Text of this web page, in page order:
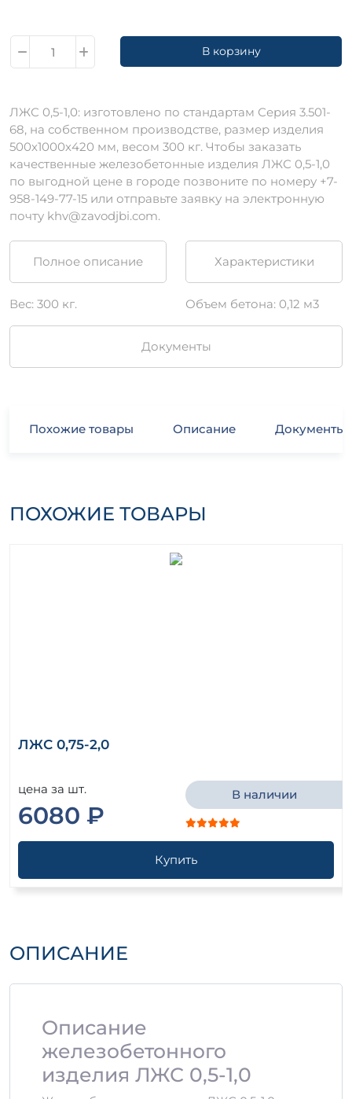
В корзину
ЛЖС 0,5-1,0: изготовлено по стандартам Серия 3.501-
68, на собственном производстве, размер изделия
500х1000х420 мм, весом 300 кг. Чтобы заказать
качественные железобетонные изделия ЛЖС 0,5-1,0
по выгодной цене в городе позвоните по номеру +7-
958-149-77-15 или отправьте заявку на электронную
почту khv@zavodjbi.com.
Полное описание Характеристики
Вес: 300 кг. Объем бетона: 0,12 м3
Документы
Похожие товары Описание Документы
ПОХОЖИЕ ТОВАРЫ
ЛЖС 0,75-2,0
цена за шт.
6080 ₽
В наличии
Купить
ОПИСАНИЕ
Описание
железобетонного
изделия ЛЖС 0,5-1,0